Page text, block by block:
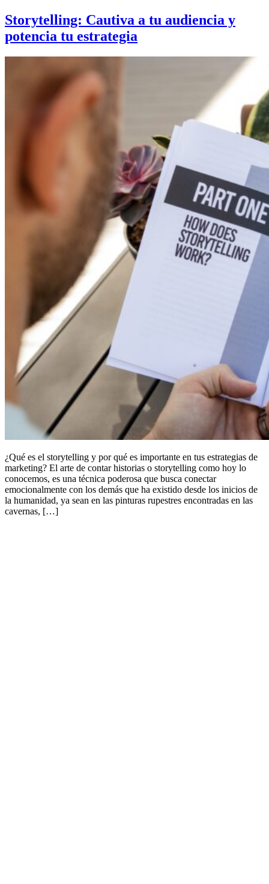
Skip
to
content
Storytelling: Cautiva a tu audiencia y
potencia tu estrategia
¿Qué es el storytelling y por qué es importante en tus estrategias de
marketing? El arte de contar historias o storytelling como hoy lo
conocemos, es una técnica poderosa que busca conectar
emocionalmente con los demás que ha existido desde los inicios de
la humanidad, ya sean en las pinturas rupestres encontradas en las
cavernas, […]